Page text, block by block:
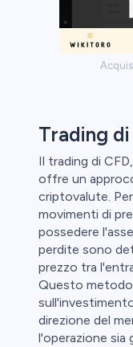
Trading di
Il trading di
offre un
criptovalute.
movimenti di
possedere
perdite sono
prezzo tra
Questo
direzione del
l'operazione